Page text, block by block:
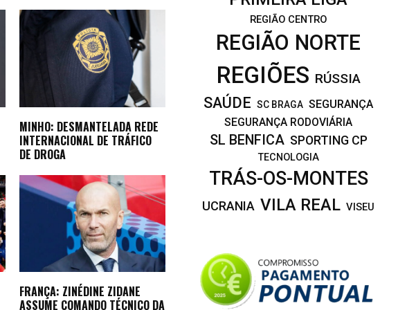
MINHO: DESMANTELADA REDE
INTERNACIONAL DE TRÁFICO
DE DROGA
FRANÇA: ZINÉDINE ZIDANE
ASSUME COMANDO TÉCNICO DA
REGIÃO CENTRO
REGIÃO NORTE
REGIÕES RÚSSIA
SAÚDE SC BRAGA SEGURANÇA
SEGURANÇA RODOVIÁRIA
SL BENFICA SPORTING CP
TECNOLOGIA
TRÁS-OS-MONTES
UCRANIA VILA REAL VISEU